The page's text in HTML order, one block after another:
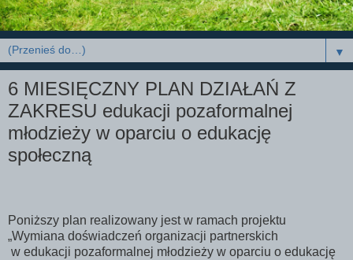
▼
6 MIESIĘCZNY PLAN DZIAŁAŃ Z
ZAKRESU edukacji pozaformalnej
młodzieży w oparciu o edukację
społeczną
Poniższy plan realizowany jest w ramach projektu
„Wymiana doświadczeń organizacji partnerskich
w edukacji pozaformalnej młodzieży w oparciu o edukację